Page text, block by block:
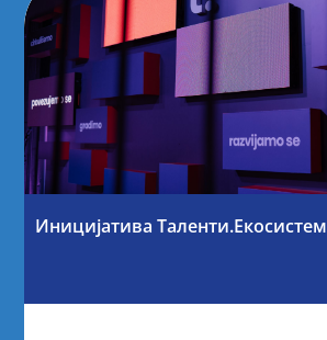
Иницијатива Таленти.Екосистем